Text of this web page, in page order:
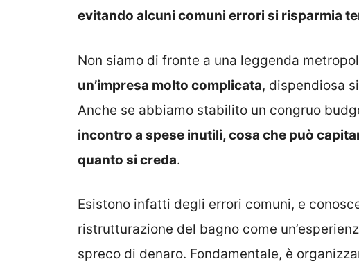
evitando alcuni comuni errori si risparmia
Non siamo di fronte a una leggenda
un’impresa molto complicata, dispendiosa
Anche se abbiamo stabilito un congruo
incontro a spese inutili, cosa che può
quanto si creda.
Esistono infatti degli errori comuni, e
ristrutturazione del bagno come
spreco di denaro. Fondamentale, è